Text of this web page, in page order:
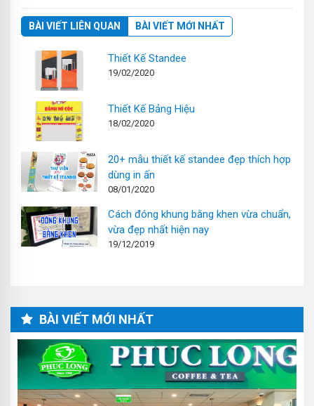
BÀI VIẾT LIÊN QUAN BÀI VIẾT MỚI NHẤT
Thiết Kế Standee
19/02/2020
Thiết Kế Bảng Hiệu
18/02/2020
20+ mẫu thiết kế standee đẹp thích hợp
dùng in ấn
08/01/2020
Cách đóng khung bằng khen vừa chuẩn,
vừa đẹp nhất hiện nay
19/12/2019
BÀI VIẾT MỚI NHẤT